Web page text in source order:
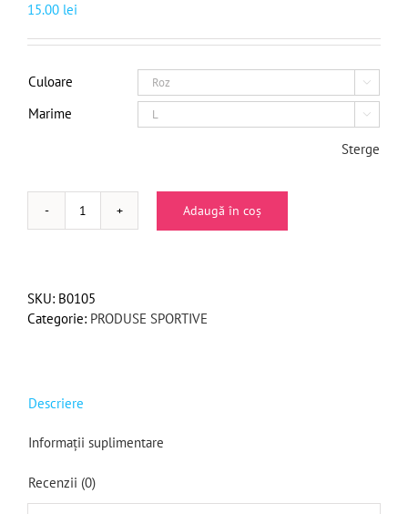
15.00 lei
Culoare 
Marime 
Sterge
Cantitate
material
textil
Adaugă în coș
SKU: B0105
Categorie: PRODUSE SPORTIVE
Descriere
Informații suplimentare
Recenzii (0)